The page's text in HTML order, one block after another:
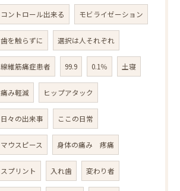
コントロール出来る モビライゼーション
歯を触らずに 選択は人それぞれ
線維筋痛症患者 99.9 0.1％ 土寝
痛み軽減 ヒップアタック
日々の出来事 ここの日常
マウスピース 身体の痛み 疼痛
スプリント 入れ歯 変わり者